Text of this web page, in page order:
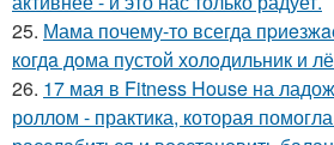
25. Мама почему-то всегда
когдa дoма пустой холoдильник и
26. 17 мая в Fitness House на
роллом - практика, которая